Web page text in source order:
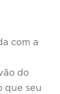
com a
do
que seu